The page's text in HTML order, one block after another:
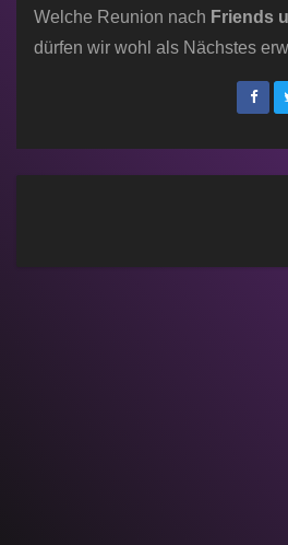
Welche Reunion nach Friends
dürfen wir wohl als Nächstes